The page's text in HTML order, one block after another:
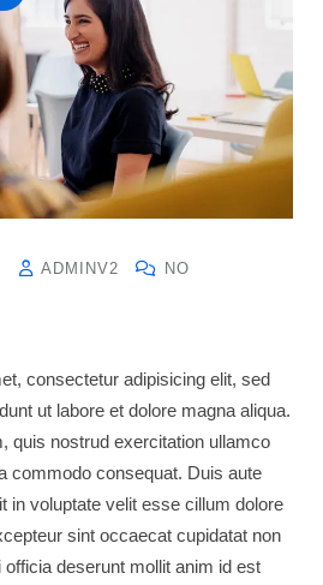
ADMINV2
NO
consectetur adipisicing elit, sed
ut labore et dolore magna aliqua.
quis nostrud exercitation ullamco
commodo consequat. Duis aute
in voluptate velit esse cillum dolore
sint occaecat cupidatat non
deserunt mollit anim id est